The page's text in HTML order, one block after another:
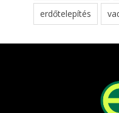
erdőtelepítés